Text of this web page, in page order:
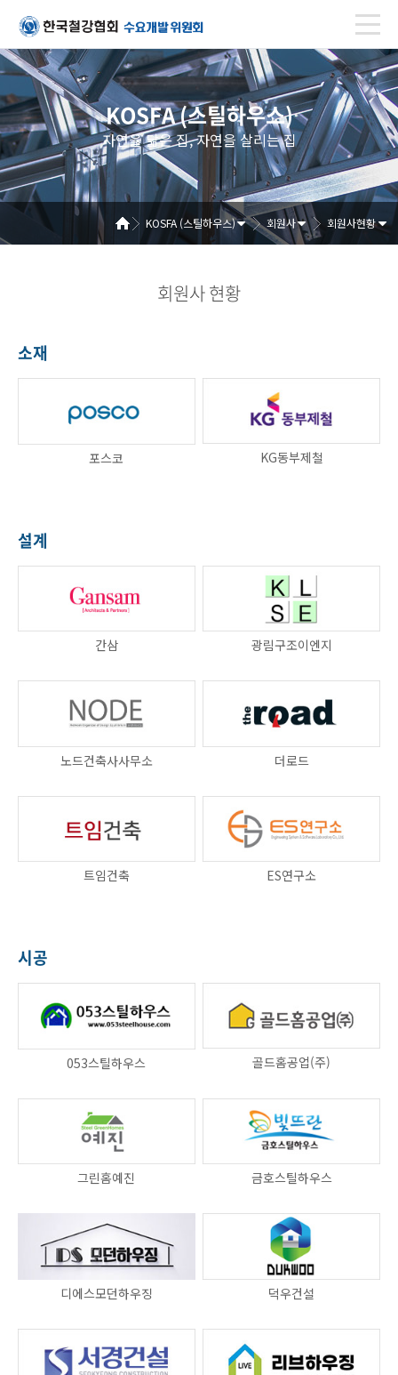
KOSFA (스틸하우스)
자연을 닮은 집, 자연을 살리는 집
KOSFA (스틸하우스) 회원사 회원사현황
회원사 현황
소재
포스코 KG동부제철
설계
간삼 광림구조이엔지
노드건축사사무소 더로드
트임건축 ES연구소
시공
053스틸하우스 골드홈공업(주)
그린홈예진 금호스틸하우스
디에스모던하우징 덕우건설